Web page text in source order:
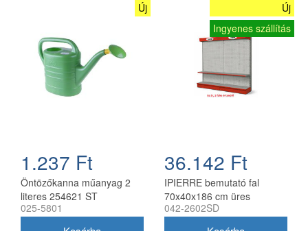
Új
1.237 Ft
Öntözőkanna műanyag 2
literes 254621 ST
025-5801
Új
Ingyenes szállítás
36.142 Ft
IPIERRE bemutató fal
70x40x186 cm üres
042-2602SD